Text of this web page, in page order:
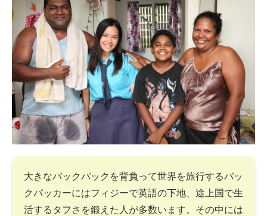
大きなバックパックを背負って世界を旅行するバッ
クパッカーにはフィジーで英語の下地、途上国で生
活するタフさを鍛えた人が多数います。その中には